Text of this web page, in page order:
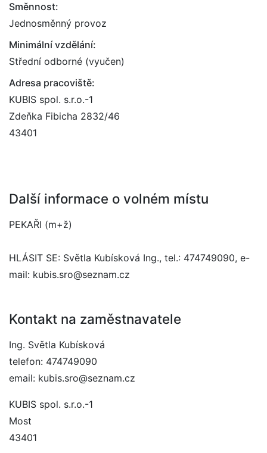
Směnnost:
Jednosměnný provoz
Minimální vzdělání:
Střední odborné (vyučen)
Adresa pracoviště:
KUBIS spol. s.r.o.-1
Zdeňka Fibicha 2832/46
43401
Další informace o volném místu
PEKAŘI (m+ž)
HLÁSIT SE: Světla Kubísková Ing., tel.: 474749090, e-
mail: kubis.sro@seznam.cz
Kontakt na zaměstnavatele
Ing. Světla Kubísková
telefon: 474749090
email: kubis.sro@seznam.cz
KUBIS spol. s.r.o.-1
Most
43401